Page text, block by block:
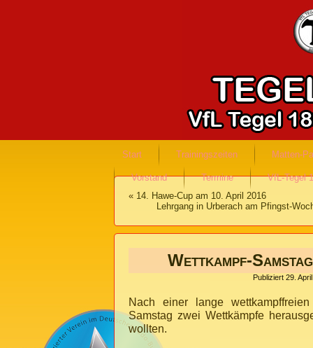
Start Trainingszeiten Matten-
Vorstand Termine
VfL-Tegel
« 14. Hawe-Cup am 10. April 2016
Lehrgang in Urberach am Pfingst-
Wettkampf-
Publiziert 29.
Nach einer lange
Samstag zwei Wettkämpfe
wollten.